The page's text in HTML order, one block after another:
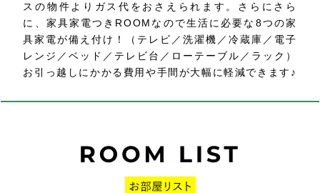
スの物件よりガス代をおさえられます。さらにさら
に、家具家電つきROOMなので生活に必要な8つの家
具家電が備え付け！（テレビ／洗濯機／冷蔵庫／電子
レンジ／ベッド／テレビ台／ローテーブル／ラック）
お引っ越しにかかる費用や手間が大幅に軽減できます♪